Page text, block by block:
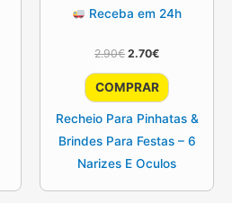
Receba em 24h
2.90€ O
original
era:
2.70€O
atual
é:
COMPRAR
Recheio Para Pinhatas &
Brindes Para Festas – 6
Narizes E Oculos